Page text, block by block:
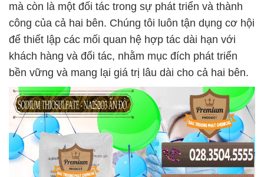
mà còn là một đối tác trong sự phát triển và thành
công của cả hai bên. Chúng tôi luôn tận dụng cơ hội
để thiết lập các mối quan hệ hợp tác dài hạn với
khách hàng và đối tác, nhằm mục đích phát triển
bền vững và mang lại giá trị lâu dài cho cả hai bên.